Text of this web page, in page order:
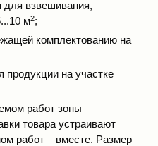
взвешивания,
м2;
комплектованию на
продукции на участке
работ зоны
товара устраивают
работ – вместе. Размер